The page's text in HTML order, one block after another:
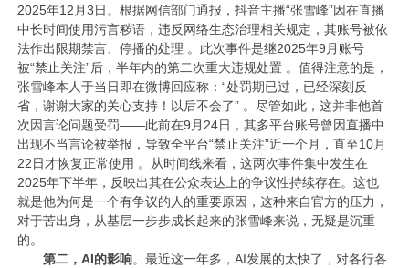
2025年12月3日‌。根据网信部门通报，抖音主播“张雪峰”因在直播
中‌长时间使用污言秽语‌，违反网络生态治理相关规定，其账号被依
法作出限期禁言、停播的处理 。此次事件是继2025年9月账号
被“禁止关注”后，半年内的第二次重大违规处置 。值得注意的是，
张雪峰本人于当日即在微博回应称：“‌处罚期已过，已经深刻反
省，谢谢大家的关心支持！以后不会了‌” 。尽管如此，这并非他首
次因言论问题受罚——此前在9月24日，其多平台账号曾因直播中
出现不当言论被举报，导致全平台“禁止关注”近一个月，直至10月
22日才恢复正常使用 。从时间线来看，这两次事件集中发生在
2025年下半年，反映出其在公众表达上的争议性持续存在。这也
就是他为何是一个有争议的人的重要原因，这种来自官方的压力，
对于苦出身，从基层一步步成长起来的张雪峰来说，无疑是沉重
的。
第二，AI的影响。最近这一年多，AI发展的太快了，对各行各